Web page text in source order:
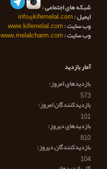
شبکه های اجتماعی :
ایمیل :info@kifemelal.com
وب سایت :www.kifemelal.com
وب سایت :www.melalcharm.com
آمار بازدید
بازدیدهای امروز:
573
بازدیدکنندگان امروز:
101
بازدیدهای دیروز:
810
بازدیدکنندگان دیروز:
104